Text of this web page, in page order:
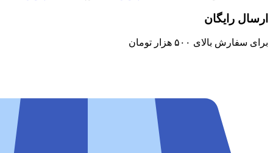
ارسال رایگان
برای سفارش‌ بالای ۵۰۰ هزار تومان